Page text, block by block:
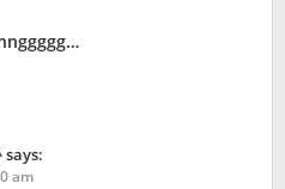
says:
am